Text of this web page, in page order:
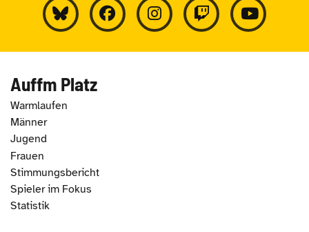
Auffm Platz
Warmlaufen
Männer
Jugend
Frauen
Stimmungsbericht
Spieler im Fokus
Statistik